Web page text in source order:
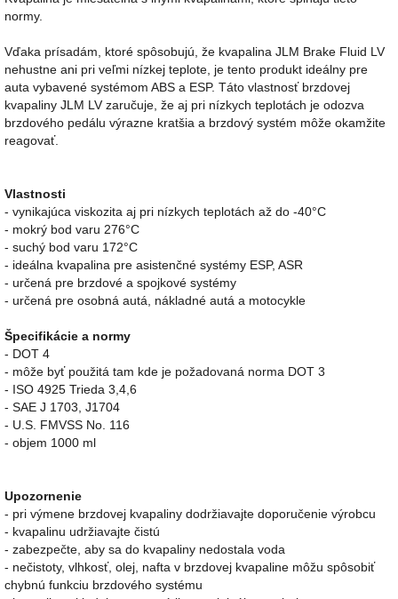
normy.
Vďaka prísadám, ktoré spôsobujú, že kvapalina JLM Brake Fluid LV
nehustne ani pri veľmi nízkej teplote, je tento produkt ideálny pre
auta vybavené systémom ABS a ESP. Táto vlastnosť brzdovej
kvapaliny JLM LV zaručuje, že aj pri nízkych teplotách je odozva
brzdového pedálu výrazne kratšia a brzdový systém môže okamžite
reagovať.
Vlastnosti
- vynikajúca viskozita aj pri nízkych teplotách až do -40°C
- mokrý bod varu 276°C
- suchý bod varu 172°C
- ideálna kvapalina pre asistenčné systémy ESP, ASR
- určená pre brzdové a spojkové systémy
- určená pre osobná autá, nákladné autá a motocykle
Špecifikácie a normy
- DOT 4
- môže byť použitá tam kde je požadovaná norma DOT 3
- ISO 4925 Trieda 3,4,6
- SAE J 1703, J1704
- U.S. FMVSS No. 116
- objem 1000 ml
Upozornenie
- pri výmene brzdovej kvapaliny dodržiavajte doporučenie výrobcu
- kvapalinu udržiavajte čistú
- zabezpečte, aby sa do kvapaliny nedostala voda
- nečistoty, vlhkosť, olej, nafta v brzdovej kvapaline môžu spôsobiť
chybnú funkciu brzdového systému